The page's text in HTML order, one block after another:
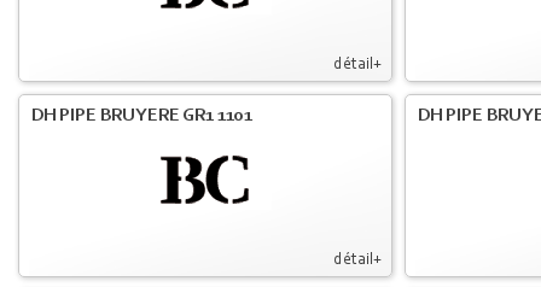
détail+
détail+
DH PIPE BRUYERE GR1 1101 DH PIPE